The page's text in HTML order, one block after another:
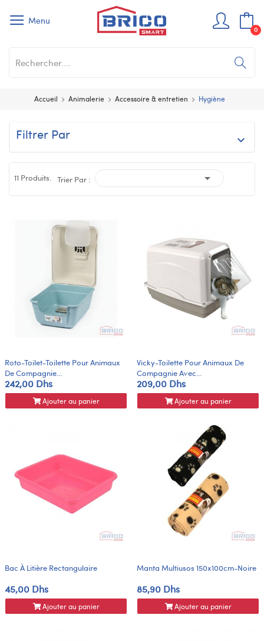
Menu
0
Accueil Animalerie Accessoire & entretien Hygiène
Filtrer Par 
11 Produits. Trier Par : 
Roto-Toilet-Toilette Pour Animaux
De Compagnie...
242,00 Dhs
Ajouter au panier
Vicky-Toilette Pour Animaux De
Compagnie Avec...
209,00 Dhs
Ajouter au panier
Bac À Litière Rectangulaire
45,00 Dhs
Ajouter au panier
Manta Multiusos 150x100cm-Noire
85,90 Dhs
Ajouter au panier